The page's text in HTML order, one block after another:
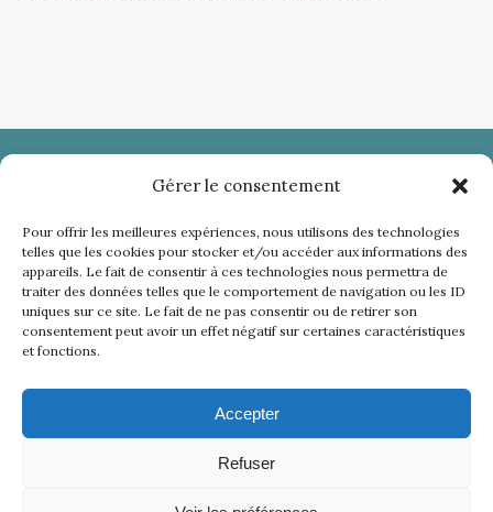
Gérer le consentement
Pour offrir les meilleures expériences, nous utilisons des technologies
telles que les cookies pour stocker et/ou accéder aux informations des
appareils. Le fait de consentir à ces technologies nous permettra de
traiter des données telles que le comportement de navigation ou les ID
uniques sur ce site. Le fait de ne pas consentir ou de retirer son
consentement peut avoir un effet négatif sur certaines caractéristiques
et fonctions.
Accepter
Refuser
2182 Impasse des Blancs
07150 Bessas
06 63 93 03 33 thebearmountainlodges@gmail.com
Trouvez nous sur :